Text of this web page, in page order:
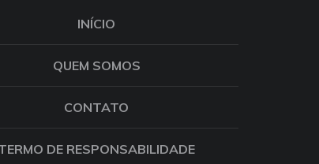
INÍCIO
QUEM SOMOS
CONTATO
DE RESPONSABILIDADE